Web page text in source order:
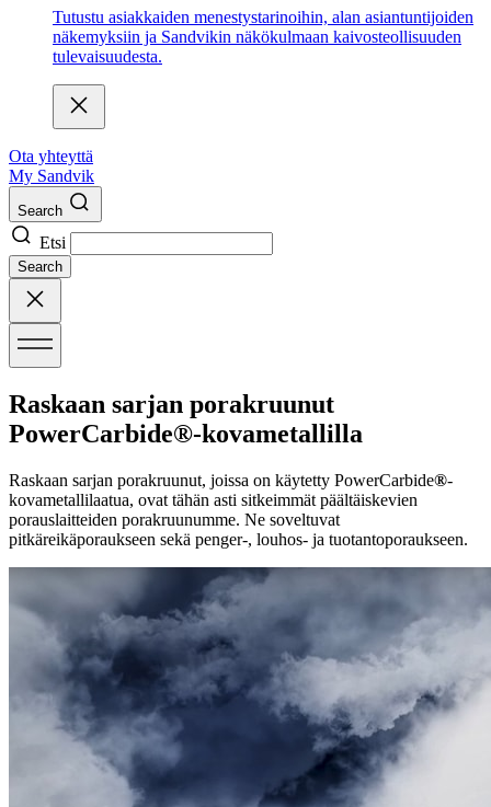
Tutustu asiakkaiden menestystarinoihin, alan asiantuntijoiden
näkemyksiin ja Sandvikin näkökulmaan kaivosteollisuuden
tulevaisuudesta.
Ota yhteyttä
My Sandvik
Search
Etsi
Search
Raskaan sarjan porakruunut
PowerCarbide®-kovametallilla
Raskaan sarjan porakruunut, joissa on käytetty PowerCarbide®-
kovametallilaatua, ovat tähän asti sitkeimmät päältäiskevien
porauslaitteiden porakruunumme. Ne soveltuvat
pitkäreikäporaukseen sekä penger-, louhos- ja tuotantoporaukseen.